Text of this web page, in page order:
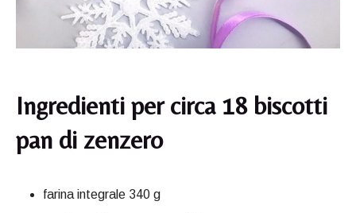
Ingredienti per circa 18 biscotti
pan di zenzero
farina integrale 340 g